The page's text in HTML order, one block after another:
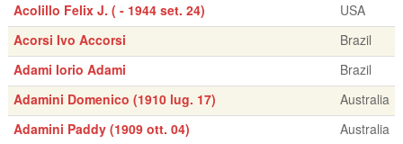
Acolillo Felix J. ( - 1944 set. 24)
USA
Acorsi Ivo Accorsi
Brazil
Adami Iorio Adami
Brazil
Adamini Domenico (1910 lug. 17)
Australia
Adamini Paddy (1909 ott. 04)
Australia